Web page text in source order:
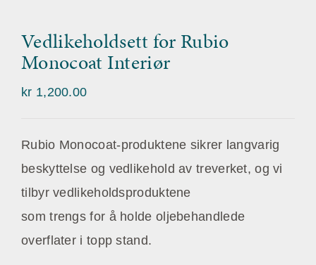
Vedlikeholdsett for Rubio
Monocoat Interiør
kr 1,200.00
Rubio Monocoat-produktene sikrer langvarig
beskyttelse og vedlikehold av treverket, og vi
tilbyr vedlikeholdsproduktene
som trengs for å holde oljebehandlede
overflater i topp stand.